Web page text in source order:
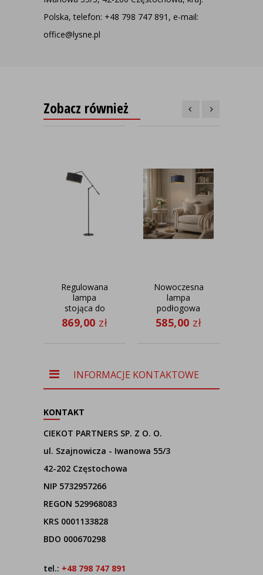
Polska, telefon: +48 798 747 891, e-mail:
office@lysne.pl
Zobacz również
Regulowana
lampa
stojąca do
czytania
LIBERIA
869,00 zł
Nowoczesna
lampa
podłogowa
do czytania
BOLIVIA
585,00 zł
INFORMACJE KONTAKTOWE
KONTAKT
CIEKOT PARTNERS SP. Z O. O.
ul. Szajnowicza - Iwanowa 55/3
42-202 Częstochowa
NIP 5732957266
REGON 529968083
KRS 0001133828
BDO 000670298
tel.: +48 798 747 891